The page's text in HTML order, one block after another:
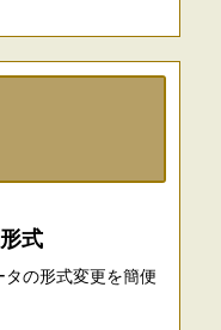
式
の形式変更を簡便